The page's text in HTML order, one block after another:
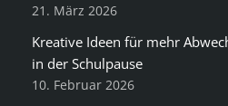
21. März 2026
Kreative Ideen für mehr
in der Schulpause
10. Februar 2026